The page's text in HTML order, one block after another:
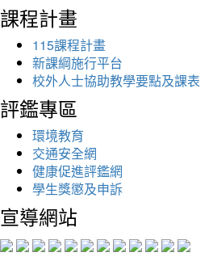
課程計畫
115課程計畫
新課綱施行平台
校外人士協助教學要點及課表
評鑑專區
環境教育
交通安全網
健康促進評鑑網
學生獎懲及申訴
宣導網站